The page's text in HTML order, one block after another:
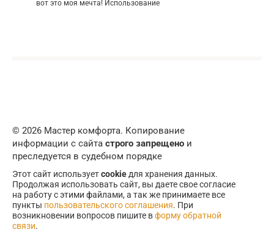
вот это моя мечта! Использование
© 2026 Мастер комфорта. Копирование
информации с сайта строго запрещено и
преследуется в судебном порядке
Этот сайт используетcookie для хранения данных.
Продолжая использовать сайт, вы даете свое согласие
на работу с этими файлами, а так же принимаете все
пункты пользовательского соглашения. При
возникновении вопросов пишите вформу обратной
связи.